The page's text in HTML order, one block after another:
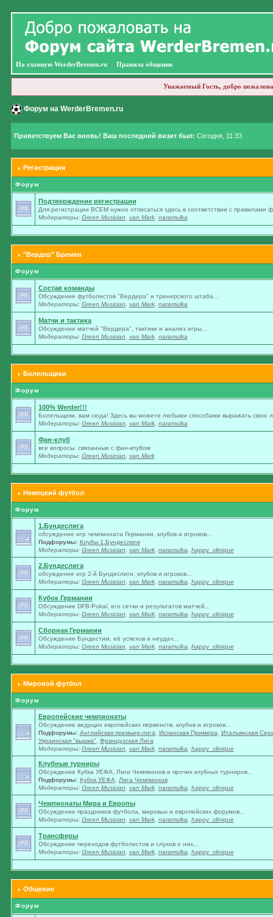
На главную WerderBremen.ru Правила общения
Уважаемый Гость, добро
Форум на WerderBremen.ru
Приветствуем Вас вновь! Ваш последний визит был: Сегодня, 11:33
Регистрация
Форум
Подтверждение регистрации
Для регистрации ВСЕМ нужно отписаться здесь в соответствии с правилами
Модераторы: Green Musician van Mark, naramulka
"Вердер" Бремен
Форум
Состав команды
Обсуждение футболистов "Вердера" и тренерского штаба...
Модераторы: Green Musician van Mark, naramulka
Матчи и тактика
Обсуждение матчей "Вердера", тактики и анализ игры...
Модераторы: Green Musician van Mark, naramulka
Болельщики
Форум
100% Werder!!!
Болельщики, вам сюда! Здесь вы можете любыми способами выражать свою
Модераторы: Green Musician van Mark, naramulka
Фан-клуб
все вопросы, связанные с фан-клубом
Модераторы: Green Musician van Mark
Немецкий футбол
Форум
1.Бундеслига
обсуждение игр чемпионата Германии, клубов и игроков...
Подфорумы: Клубы 1.Бундеслиги
Модераторы: Green Musician van Mark, naramulka happy_clinique
2.Бундеслига
обсуждение игр 2-й Бундеслиги, клубов и игроков...
Модераторы: Green Musician van Mark, naramulka happy_clinique
Кубок Германии
Обсуждение DFB-Pokal, его сетки и результатов матчей...
Модераторы: Green Musician van Mark, naramulka happy_clinique
Сборная Германии
Обсуждение Бундестим, её успехов и неудач...
Модераторы: Green Musician van Mark, naramulka happy_clinique
Мировой футбол
Форум
Европейские чемпионаты
Обсуждение ведущих европейских первенств, клубов и игроков...
Подфорумы: Английская премьер-лига Испанская Примера
Итальянская
Украинская "вышка"
Французская Лига
Модераторы: Green Musician van Mark, naramulka happy_clinique
Клубные турниры
Обсуждение Кубка УЕФА, Лиги Чемпионов и прочих клубных турниров...
Подфорумы: Кубок УЕФА
Лига Чемпионов
Модераторы: Green Musician van Mark, naramulka happy_clinique
Чемпионаты Мира и Европы
Обсуждение праздников футбола, мировых и европейских форумов...
Модераторы: Green Musician van Mark, naramulka happy_clinique
Трансферы
Обсуждение переходов футболистов и слухов о них...
Модераторы: Green Musician van Mark, naramulka happy_clinique
Общение
Форум